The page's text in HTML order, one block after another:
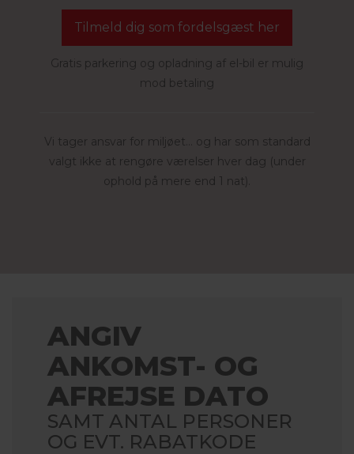
Tilmeld dig som fordelsgæst her
Gratis parkering og opladning af el-bil er mulig
mod betaling
Vi tager ansvar for miljøet... og har som standard
valgt ikke at rengøre værelser hver dag (under
ophold på mere end 1 nat).
ANGIV
ANKOMST- OG
AFREJSE DATO
SAMT ANTAL PERSONER
OG EVT. RABATKODE